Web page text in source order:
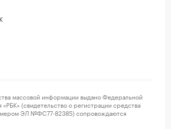
массовой информации выдано Федеральной
(свидетельство о регистрации средства
ЭЛ №ФС77-82385) сопровождаются